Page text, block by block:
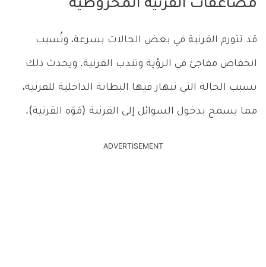
مضاعفات القرنية المخروطية
قد تتورم القرنية في بعض الحالات بسرعة، وتُسبب
انخفاض مفاجئ في الرؤية وتندب القرنية. ويحدث ذلك
بسبب الحالة التي تنهار فيها البطانة الداخلية للقرنية،
مما يسمح بدخول السوائل إلى القرنية (مَوَه القرنية).
ADVERTISEMENT